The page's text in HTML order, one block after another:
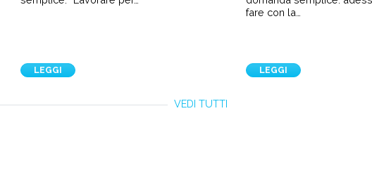
LEGGI
fare con la…
LEGGI
VEDI TUTTI